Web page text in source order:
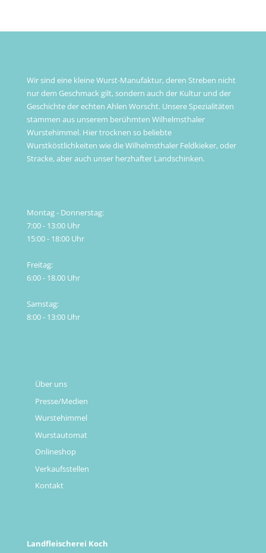
Wir sind eine kleine Wurst-Manufaktur, deren Streben nicht
nur dem Geschmack gilt, sondern auch der Kultur und der
Geschichte der echten Ahlen Worscht. Unsere Spezialitäten
stammen aus unserem berühmten Wilhelmsthaler
Wurstehimmel. Hier trocknen so beliebte
Wurstköstlichkeiten wie die Wilhelmsthaler Feldkieker, oder
Stracke, aber auch unser herzhafter Landschinken.
Montag - Donnerstag:
7:00 - 13:00 Uhr
15:00 - 18:00 Uhr
Freitag:
6:00 - 18.00 Uhr
Samstag:
8:00 - 13:00 Uhr
Über uns
Presse/Medien
Wurstehimmel
Wurstautomat
Onlineshop
Verkaufsstellen
Kontakt
Landfleischerei Koch